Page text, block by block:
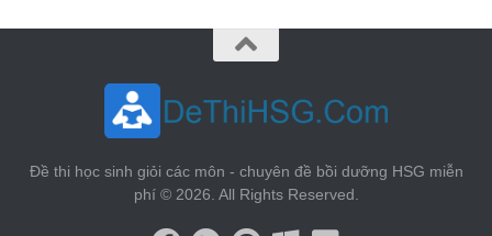
Đề thi học sinh giỏi các môn - chuyên đề bồi dưỡng HSG miễn
phí © 2026. All Rights Reserved.